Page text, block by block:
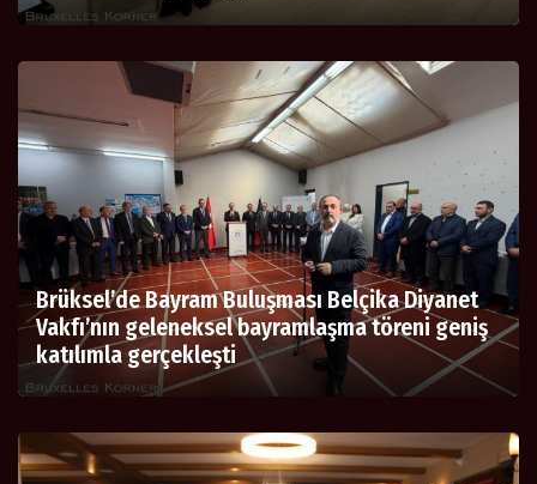
Brüksel’de Bayram Buluşması Belçika Diyanet
Vakfı’nın geleneksel bayramlaşma töreni geniş
katılımla gerçekleşti